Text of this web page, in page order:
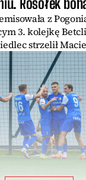
z
3. kolejkę
strzelił